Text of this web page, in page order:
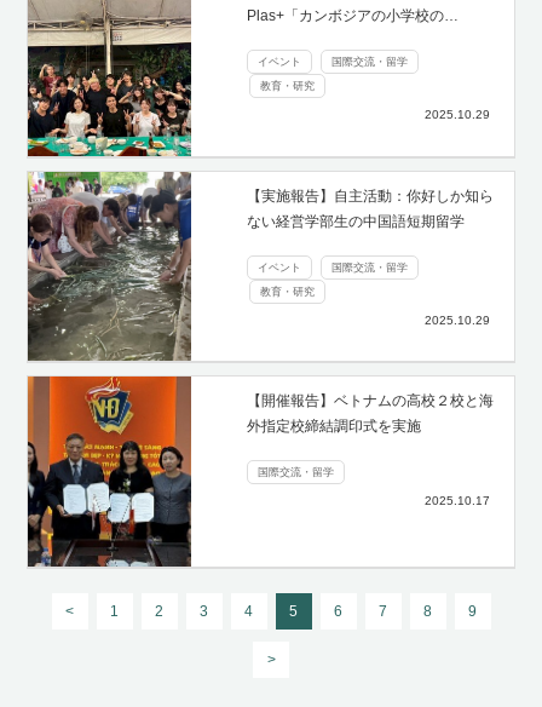
Plas+「カンボジアの小学校の…
イベント
国際交流・留学
教育・研究
2025.10.29
【実施報告】自主活動：你好しか知ら
ない経営学部生の中国語短期留学
イベント
国際交流・留学
教育・研究
2025.10.29
【開催報告】ベトナムの高校２校と海
外指定校締結調印式を実施
国際交流・留学
2025.10.17
< 1 2 3 4 5 6 7 8 9
>